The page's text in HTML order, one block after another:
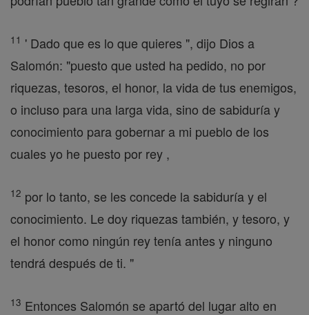
11 ' Dado que es lo que quieres ", dijo Dios a
Salomón: "puesto que usted ha pedido, no por
riquezas, tesoros, el honor, la vida de tus enemigos,
o incluso para una larga vida, sino de sabiduría y
conocimiento para gobernar a mi pueblo de los
cuales yo he puesto por rey ,
12 por lo tanto, se les concede la sabiduría y el
conocimiento. Le doy riquezas también, y tesoro, y
el honor como ningún rey tenía antes y ninguno
tendrá después de ti. "
13 Entonces Salomón se apartó del lugar alto en